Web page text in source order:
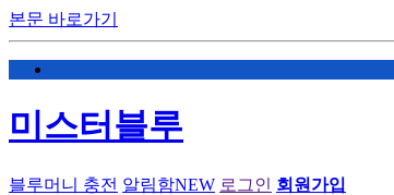
본문 바로가기
미스터블루
블루머니 충전 알림함NEW 로그인 회원가입